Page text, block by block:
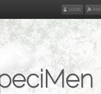
RSS
LOGIN